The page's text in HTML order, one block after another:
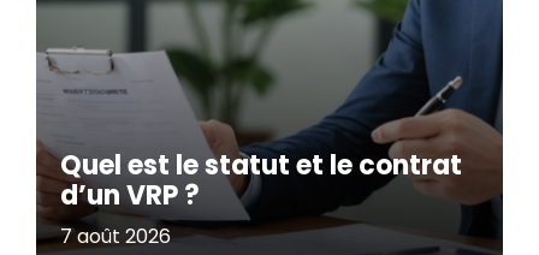
Quel est le statut et le contrat
d’un VRP ?
7 août 2026